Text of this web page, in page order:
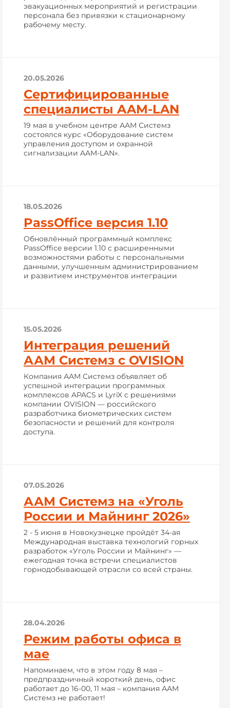
эвакуационных мероприятий и регистрации
персонала без привязки к стационарному
рабочему месту.
20.05.2026
Сертифицированные
специалисты AAM-LAN
19 мая в учебном центре ААМ Системз
состоялся курс «Оборудование систем
управления доступом и охранной
сигнализации AAM-LAN».
18.05.2026
PassOffice версия 1.10
Обновлённый программный комплекс
PassOffice версии 1.10 с расширенными
возможностями работы с персональными
данными, улучшенным администрированием
и развитием инструментов интеграции
15.05.2026
Интеграция решений
ААМ Системз с OVISION
Компания ААМ Системз объявляет об
успешной интеграции программных
комплексов APACS и LyriX с решениями
компании OVISION — российского
разработчика биометрических систем
безопасности и решений для контроля
доступа.
07.05.2026
ААМ Системз на «Уголь
России и Майнинг 2026»
2 - 5 июня в Новокузнецке пройдёт 34-ая
Международная выставка технологий горных
разработок «Уголь России и Майнинг» —
ежегодная точка встречи специалистов
горнодобывающей отрасли со всей страны.
28.04.2026
Режим работы офиса в
мае
Напоминаем, что в этом году 8 мая –
предпраздничный короткий день, офис
работает до 16-00, 11 мая – компания ААМ
Системз не работает!